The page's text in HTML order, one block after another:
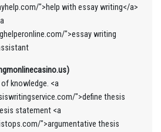
">help with essay writing</a>
">essay writing
knowledge. <a
">define thesis
statement <a
">argumentative thesis